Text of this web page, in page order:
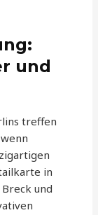
und
treffen
in
und